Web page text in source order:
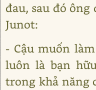
đau, sau đó
Junot:
- Cậu muốn
luôn là bạn
trong khả năng